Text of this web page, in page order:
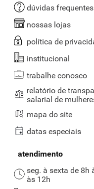
dúvidas frequentes
nossas lojas
política de
institucional
trabalhe conosco
relatório de
salarial de
mapa do site
datas especiais
atendimento
seg. à sexta de 8h
às 12h